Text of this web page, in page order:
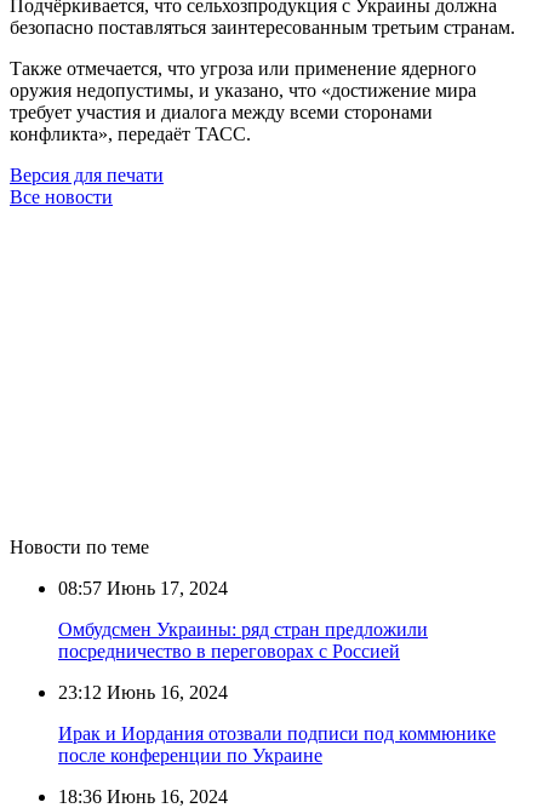
Подчёркивается, что сельхозпродукция с Украины должна
безопасно поставляться заинтересованным третьим странам.
Также отмечается, что угроза или применение ядерного
оружия недопустимы, и указано, что «достижение мира
требует участия и диалога между всеми сторонами
конфликта», передаёт ТАСС.
Версия для печати
Все новости
Новости по теме
08:57 Июнь 17, 2024
Омбудсмен Украины: ряд стран предложили
посредничество в переговорах с Россией
23:12 Июнь 16, 2024
Ирак и Иордания отозвали подписи под коммюнике
после конференции по Украине
18:36 Июнь 16, 2024